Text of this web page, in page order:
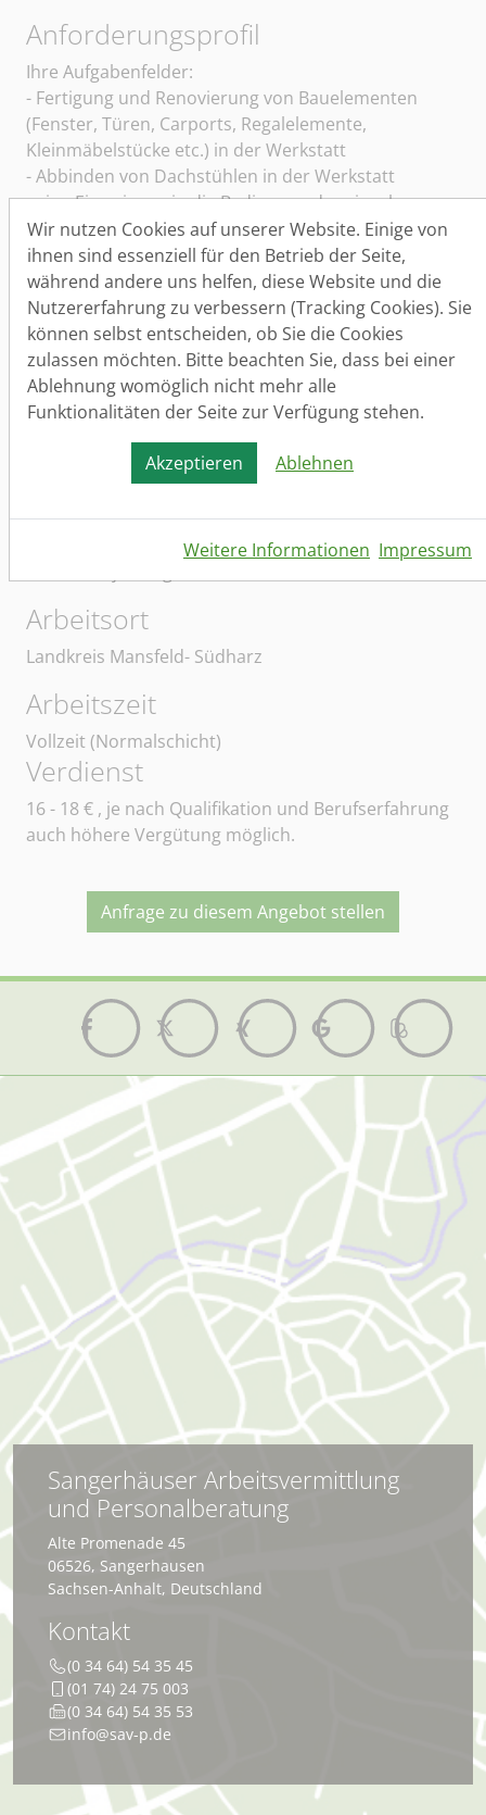
Anforderungsprofil
Ihre Aufgabenfelder:
- Fertigung und Renovierung von Bauelementen
(Fenster, Türen, Carports, Regalelemente,
Kleinmäbelstücke etc.) in der Werkstatt
- Abbinden von Dachstühlen in der Werkstatt
- eine Einweisung in die Bedienung der einzelnen
Maschinen erfolgt vor Ort im Betrieb
- Einbau und Montage der Bauelemente vor Ort auf
den jeweiligen Kundenbaustellen
- Dachstuhlaufbau und Dachstuhldämmung
- Verlegen von Laminat und Fertigparkett
- alle Holzarbeiten, die im Bereich der
Innenraumsanierung anfallen
- überwiegend Sanierung von Einfamilienhäusern
Einzugsgebiet/e der Bewerber/innen
Eisleben, Mansfeld, Kännern, Wettin-Läbejün,
Salzatal, Salzmünde, Seegebiet Mansfelder Land
Arbeitsort
Landkreis Mansfeld- Südharz
Arbeitszeit
Vollzeit (Normalschicht)
Verdienst
16 - 18 € , je nach Qualifikation und Berufserfahrung
auch höhere Vergütung möglich.
Anfrage zu diesem Angebot stellen
Sangerhäuser Arbeitsvermittlung
und Personalberatung
Alte Promenade 45
06526, Sangerhausen
Sachsen-Anhalt, Deutschland
Kontakt
(0 34 64) 54 35 45
(01 74) 24 75 003
(0 34 64) 54 35 53
info@sav-p.de
Wir nutzen Cookies auf unserer Website. Einige von
ihnen sind essenziell für den Betrieb der Seite,
während andere uns helfen, diese Website und die
Nutzererfahrung zu verbessern (Tracking Cookies). Sie
können selbst entscheiden, ob Sie die Cookies
zulassen möchten. Bitte beachten Sie, dass bei einer
Ablehnung womöglich nicht mehr alle
Funktionalitäten der Seite zur Verfügung stehen.
Akzeptieren Ablehnen
Weitere Informationen Impressum